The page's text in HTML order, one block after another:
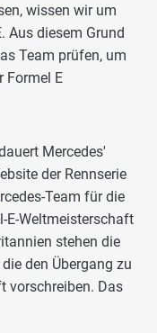
wissen wir um
Aus diesem Grund
Team prüfen, um
Formel E
Mercedes'
der Rennserie
Team für die
E-Weltmeisterschaft
stehen die
den Übergang zu
vorschreiben. Das